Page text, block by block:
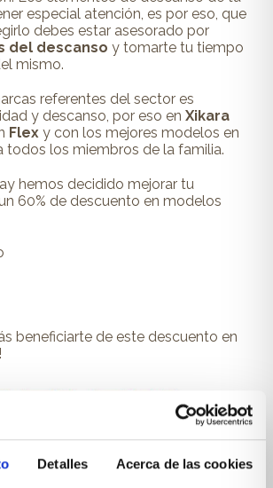
Detalles Acerca de las cookies
especial atención, es por eso, que
debes estar asesorado por
del descanso y tomarte tu tiempo
mismo.
referentes del sector es
y descanso, por eso en Xikara
Flex y con los mejores modelos en
todos los miembros de la familia.
hemos decidido mejorar tu
60% de descuento en modelos
beneficiarte de este descuento en